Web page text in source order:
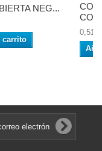
NEG...
carrito
0,51 €